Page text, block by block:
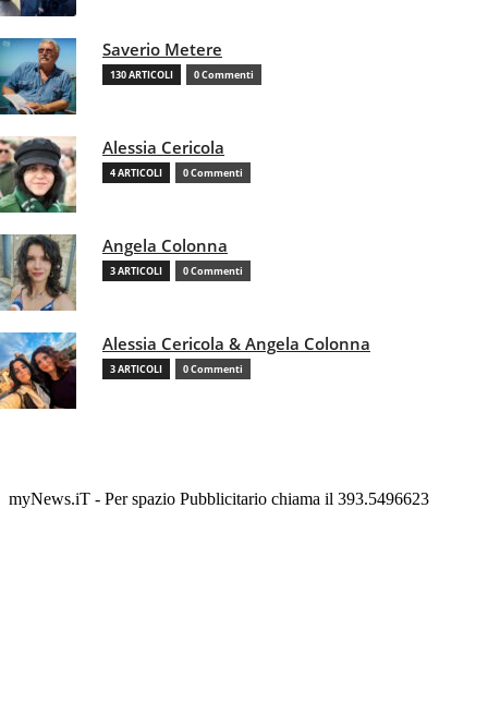
Saverio Metere
130 ARTICOLI 0 Commenti
Alessia Cericola
4 ARTICOLI 0 Commenti
Angela Colonna
3 ARTICOLI 0 Commenti
Alessia Cericola & Angela Colonna
3 ARTICOLI 0 Commenti
myNews.iT - Per spazio Pubblicitario chiama il 393.5496623